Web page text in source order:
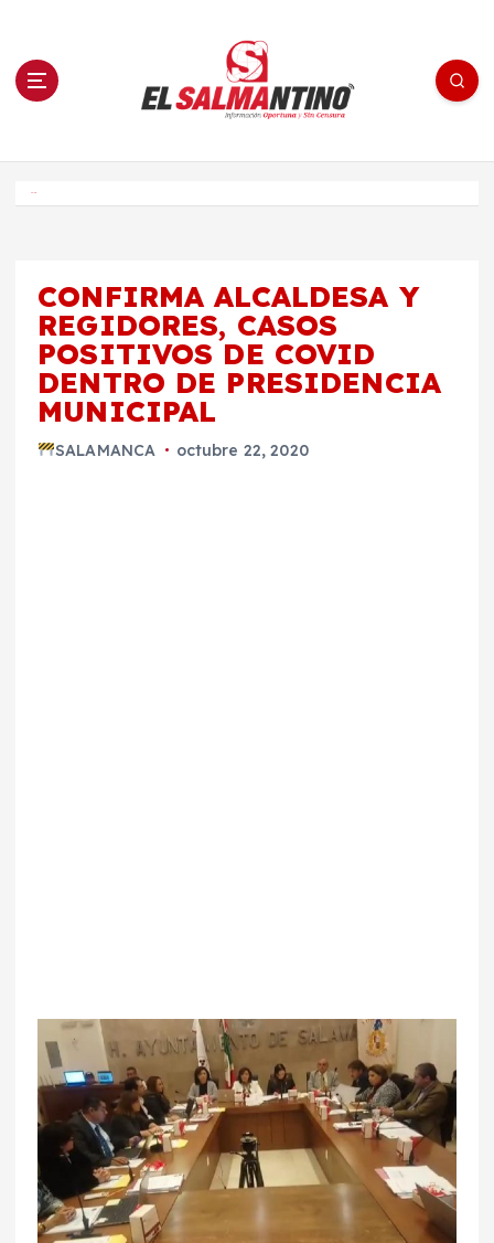
n El Salmantino - medios/noticias/editorial
CONFIRMA ALCALDESA Y
REGIDORES, CASOS
POSITIVOS DE COVID
DENTRO DE PRESIDENCIA
MUNICIPAL
SALAMANCA octubre 22, 2020